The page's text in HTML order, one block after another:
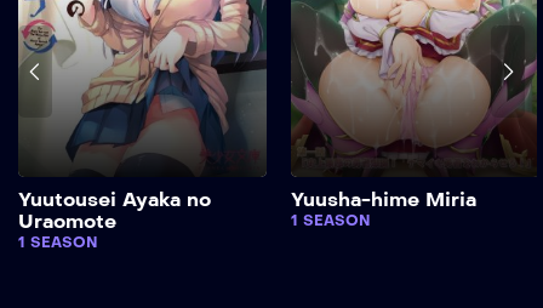
Yuutousei Ayaka no
Uraomote
1 SEASON
Yuusha-hime Miria
1 SEASON